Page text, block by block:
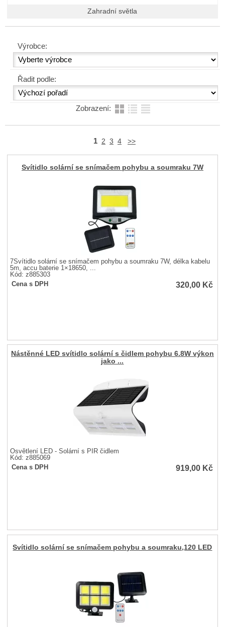
Zahradní světla
Výrobce:
Řadit podle:
Zobrazení:
1 2 3 4 >>
Svítidlo solární se snímačem pohybu a soumraku 7W
7Svítidlo solární se snímačem pohybu a soumraku 7W, délka kabelu
5m, accu baterie 1×18650, ...
Kód: z885303
Cena s DPH
320,00 Kč
Nástěnné LED svítidlo solární s čidlem pohybu 6.8W výkon
jako ...
Osvětlení LED - Solární s PIR čidlem
Kód: z885069
Cena s DPH
919,00 Kč
Svítidlo solární se snímačem pohybu a soumraku,120 LED